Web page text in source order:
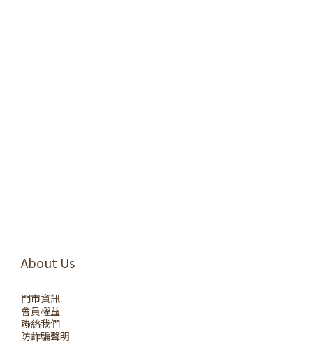
About Us
門市資訊
會員權益
聯絡我們
防詐騙聲明